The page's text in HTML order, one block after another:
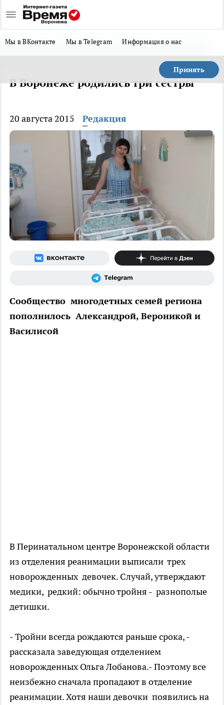
Мы в ВКонтакте Мы в Telegram Информация о нас
Принять
В Воронеже родились три сестры
20 августа 2015 Редакция
Сообщество многодетных семей региона
пополнилось Александрой, Вероникой и
Василисой
В Перинатальном центре Воронежской области
из отделения реанимации выписали трех
новорожденных девочек. Случай, утверждают
медики, редкий: обычно тройня - разнополые
детишки.
- Тройни всегда рождаются раньше срока, -
рассказала заведующая отделением
новорожденных Ольга Лобанова.- Поэтому все
неизбежно сначала пропадают в отделение
реанимации. Хотя наши девочки появились на